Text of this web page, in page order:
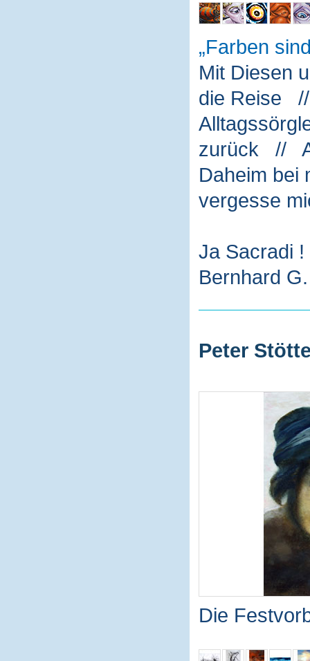
Farben
Mit Diesen
die Reise
zurück //
Daheim
vergesse
Ja Sacradi
Bernhard
Peter
Die